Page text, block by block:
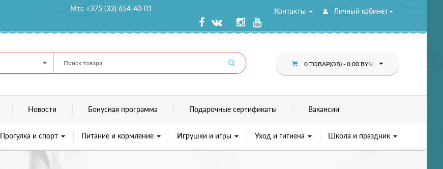
Мтс +375 (33) 654-40-01 Контакты Личный кабинет
0 ТОВАР(ОВ) - 0.00 BYN
Новости Бонусная программа Подарочные сертификаты Вакансии
Прогулка и спорт Питание и кормление Игрушки и игры Уход и гигиена Школа и праздник